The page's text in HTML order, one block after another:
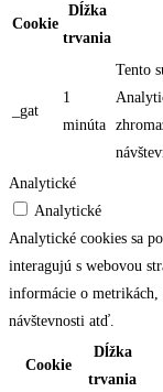
Cookie
Dĺžka
trvania
_gat
1
minúta
Tento
Analytické
Analytické
Analytické cookies sa
interagujú s webovou
informácie o metrikách,
návštevnosti atď.
Cookie
Dĺžka
trvania